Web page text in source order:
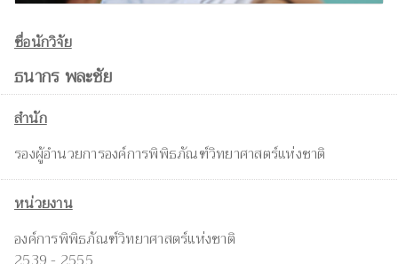
ชื่อนักวิจัย
ธนากร พละชัย
สำนัก
รองผู้อำนวยการองค์การพิพิธภัณฑ์วิทยาศาสตร์แห่งชาติ
หน่วยงาน
องค์การพิพิธภัณฑ์วิทยาศาสตร์แห่งชาติ